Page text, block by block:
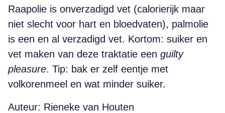
Raapolie is onverzadigd vet (calorierijk maar
niet slecht voor hart en bloedvaten), palmolie
is een en al verzadigd vet. Kortom: suiker en
vet maken van deze traktatie een guilty
pleasure. Tip: bak er zelf eentje met
volkorenmeel en wat minder suiker.
Auteur: Rieneke van Houten